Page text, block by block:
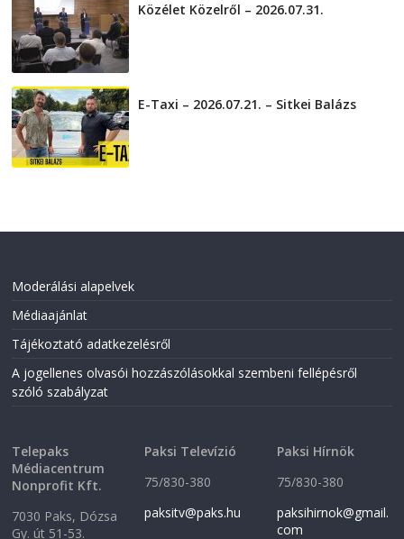
Közélet Közelről – 2026.07.31.
E-Taxi – 2026.07.21. – Sitkei Balázs
Moderálási alapelvek
Médiaajánlat
Tájékoztató adatkezelésről
A jogellenes olvasói hozzászólásokkal szembeni fellépésről
szóló szabályzat
Telepaks
Médiacentrum
Nonprofit Kft.
7030 Paks, Dózsa
Gy. út 51-53.
Paksi Televízió
75/830-380
paksitv@paks.hu
Paksi Hírnök
75/830-380
paksihirnok@gmail.
com